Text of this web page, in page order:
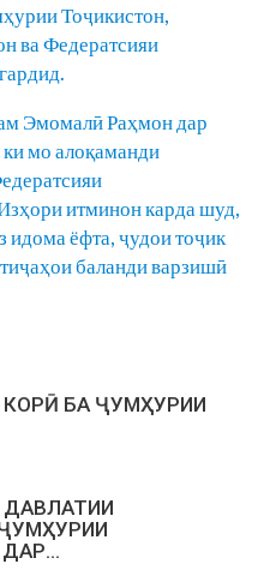
Тоҷикистон,
ва Федератсияи
Эмомалӣ Раҳмон дар
мо алоқаманди
итминон карда шуд,
идома ёфта, ҷудои тоҷик
баланди варзишӣ
КОРӢ БА ҶУМҲУРИИ
ДАВЛАТИИ